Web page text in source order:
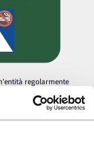
regolarmente
vendita online di